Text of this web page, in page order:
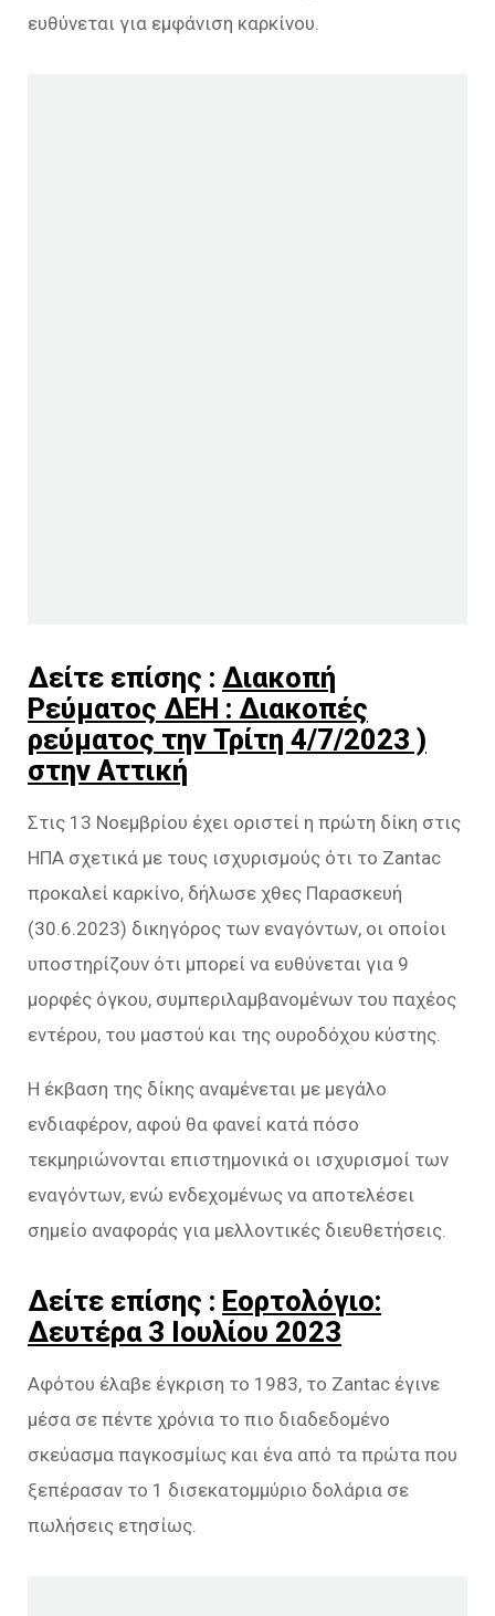
ευθύνεται για εμφάνιση καρκίνου.
Δείτε επίσης : Διακοπή
Ρεύματος ΔΕΗ : Διακοπές
ρεύματος την Τρίτη 4/7/2023 )
στην Αττική
Στις 13 Νοεμβρίου έχει οριστεί η πρώτη δίκη στις
ΗΠΑ σχετικά με τους ισχυρισμούς ότι το Zantac
προκαλεί καρκίνο, δήλωσε χθες Παρασκευή
(30.6.2023) δικηγόρος των εναγόντων, οι οποίοι
υποστηρίζουν ότι μπορεί να ευθύνεται για 9
μορφές όγκου, συμπεριλαμβανομένων του παχέος
εντέρου, του μαστού και της ουροδόχου κύστης.
Η έκβαση της δίκης αναμένεται με μεγάλο
ενδιαφέρον, αφού θα φανεί κατά πόσο
τεκμηριώνονται επιστημονικά οι ισχυρισμοί των
εναγόντων, ενώ ενδεχομένως να αποτελέσει
σημείο αναφοράς για μελλοντικές διευθετήσεις.
Δείτε επίσης : Εορτολόγιο:
Δευτέρα 3 Ιουλίου 2023
Αφότου έλαβε έγκριση το 1983, το Zantac έγινε
μέσα σε πέντε χρόνια το πιο διαδεδομένο
σκεύασμα παγκοσμίως και ένα από τα πρώτα που
ξεπέρασαν το 1 δισεκατομμύριο δολάρια σε
πωλήσεις ετησίως.